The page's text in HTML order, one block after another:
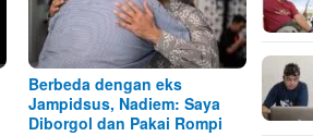
Berbeda dengan eks
Jampidsus, Nadiem: Saya
Diborgol dan Pakai Rompi